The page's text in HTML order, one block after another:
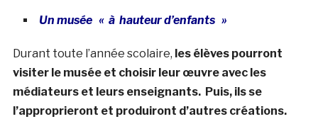
Un musée « à hauteur d’enfants »
Durant toute l’année scolaire, les élèves pourront
visiter le musée et choisir leur œuvre avec les
médiateurs et leurs enseignants. Puis, ils se
l’approprieront et produiront d’autres créations.